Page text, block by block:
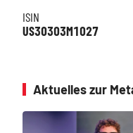
ISIN
US30303M1027
Aktuelles zur